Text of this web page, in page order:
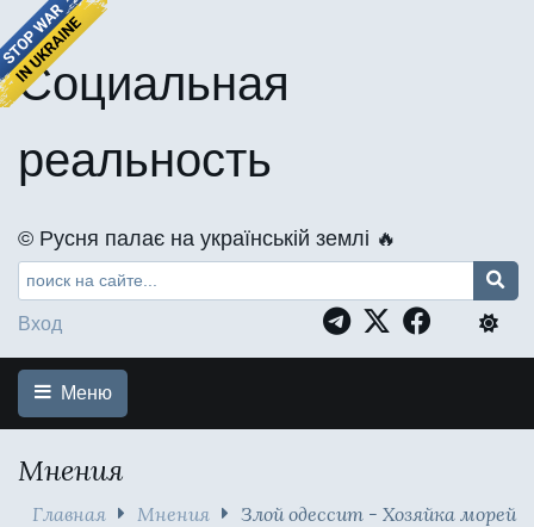
Социальная
реальность
©️ Русня палає на українській землі 🔥
Вход
Меню
Мнения
Главная Мнения
Злой одессит - Хозяйка морей